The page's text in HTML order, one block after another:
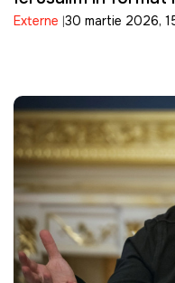
tensiunilor de
Externe 30 martie 2026,